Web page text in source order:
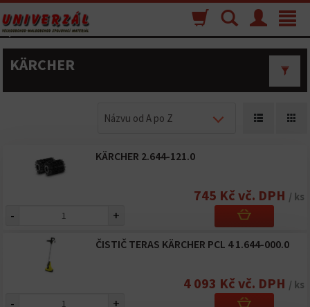
Toggle
Menu
Vyhľadávanie
Nákupný
košík
KÄRCHER
Názvu od A po Z
KÄRCHER 2.644-121.0
745 Kč vč. DPH / ks
- +
ČISTIČ TERAS KÄRCHER PCL 4 1.644-000.0
4 093 Kč vč. DPH / ks
- +